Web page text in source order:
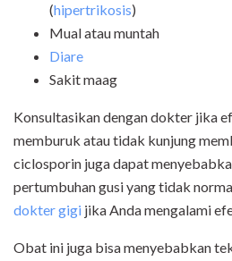
(hipertrikosis)
Mual atau muntah
Diare
Sakit maag
Konsultasikan dengan dokter jika
memburuk atau tidak kunjung
ciclosporin juga dapat
pertumbuhan gusi yang tidak
dokter gigi jika Anda mengalami
Obat ini juga bisa menyebabkan